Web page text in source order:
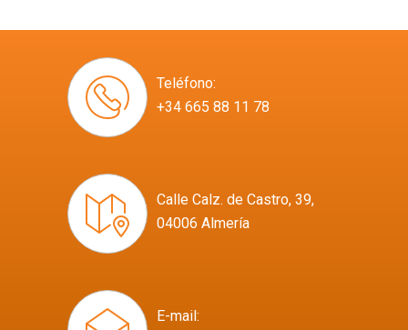
Teléfono:
+34 665 88 11 78
Calle Calz. de Castro, 39,
04006 Almería
E-mail: